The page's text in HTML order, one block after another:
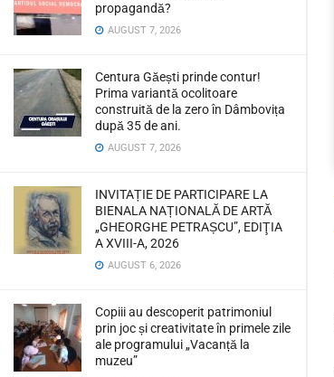
propagandă?
AUGUST 7, 2026
Centura Găești prinde contur!
Prima variantă ocolitoare
construită de la zero în Dâmbovița
după 35 de ani.
AUGUST 7, 2026
INVITAȚIE DE PARTICIPARE LA
BIENALA NAȚIONALĂ DE ARTĂ
„GHEORGHE PETRAȘCU”, EDIŢIA
A XVIII-A, 2026
AUGUST 6, 2026
Copiii au descoperit patrimoniul
prin joc și creativitate în primele zile
ale programului „Vacanță la
muzeu”